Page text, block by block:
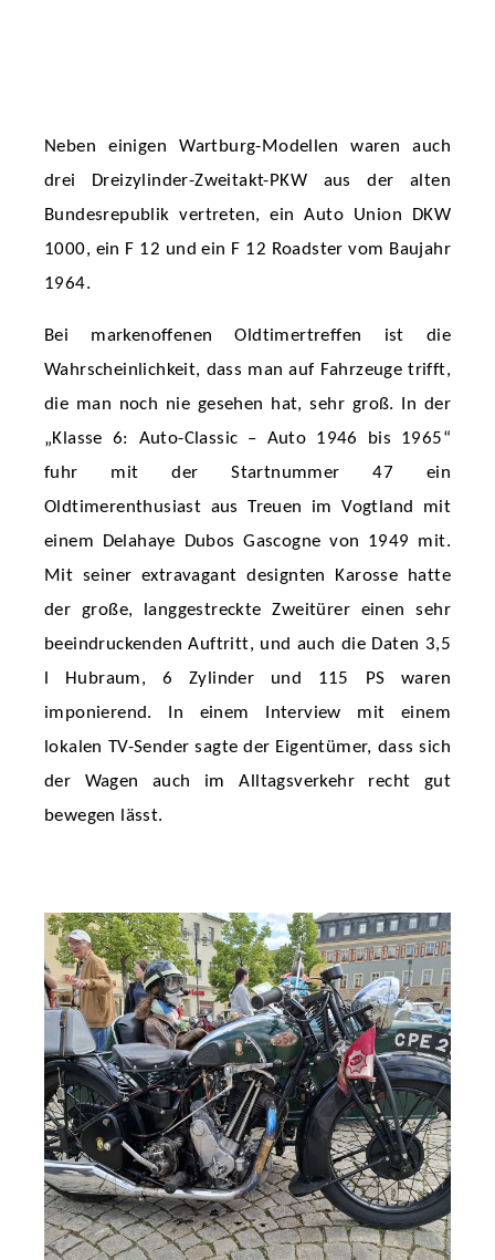
Neben einigen Wartburg-Modellen waren auch
drei Dreizylinder-Zweitakt-PKW aus der alten
Bundesrepublik vertreten, ein Auto Union DKW
1000, ein F 12 und ein F 12 Roadster vom Baujahr
1964.
Bei markenoffenen Oldtimertreffen ist die
Wahrscheinlichkeit, dass man auf Fahrzeuge trifft,
die man noch nie gesehen hat, sehr groß. In der
„Klasse 6: Auto-Classic – Auto 1946 bis 1965“
fuhr mit der Startnummer 47 ein
Oldtimerenthusiast aus Treuen im Vogtland mit
einem Delahaye Dubos Gascogne von 1949 mit.
Mit seiner extravagant designten Karosse hatte
der große, langgestreckte Zweitürer einen sehr
beeindruckenden Auftritt, und auch die Daten 3,5
l Hubraum, 6 Zylinder und 115 PS waren
imponierend. In einem Interview mit einem
lokalen TV-Sender sagte der Eigentümer, dass sich
der Wagen auch im Alltagsverkehr recht gut
bewegen lässt.